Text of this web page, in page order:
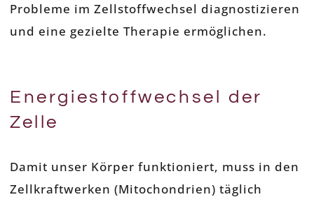
Probleme im Zellstoffwechsel diagnostizieren
und eine gezielte Therapie ermöglichen.
Energiestoffwechsel der
Zelle
Damit unser Körper funktioniert, muss in den
Zellkraftwerken (Mitochondrien) täglich